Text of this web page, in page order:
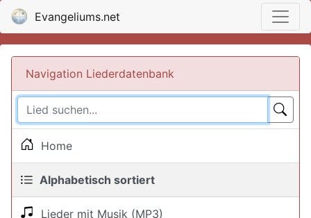
Evangeliums.net
Navigation Liederdatenbank
Home
Alphabetisch sortiert
Lieder mit Musik (MP3)